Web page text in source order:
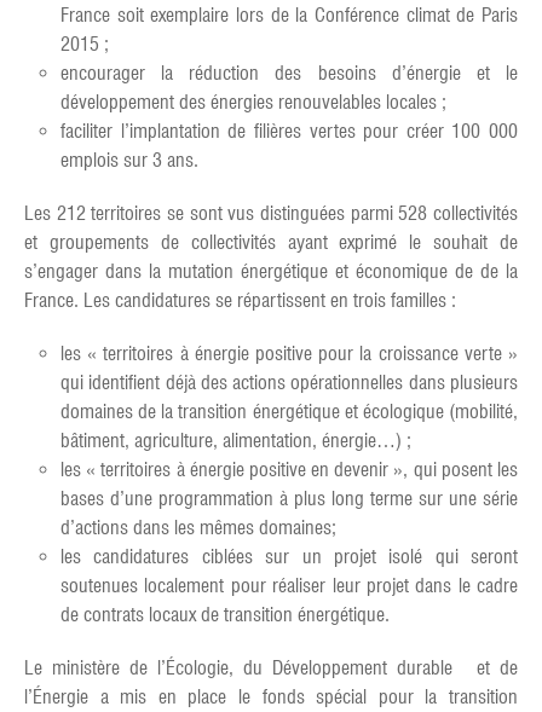
France soit exemplaire lors de la Conférence climat de Paris
2015 ;
encourager la réduction des besoins d’énergie et le
développement des énergies renouvelables locales ;
faciliter l’implantation de filières vertes pour créer 100 000
emplois sur 3 ans.
Les 212 territoires se sont vus distinguées parmi 528 collectivités
et groupements de collectivités ayant exprimé le souhait de
s’engager dans la mutation énergétique et économique de de la
France. Les candidatures se répartissent en trois familles :
les « territoires à énergie positive pour la croissance verte »
qui identifient déjà des actions opérationnelles dans plusieurs
domaines de la transition énergétique et écologique (mobilité,
bâtiment, agriculture, alimentation, énergie…) ;
les « territoires à énergie positive en devenir », qui posent les
bases d’une programmation à plus long terme sur une série
d’actions dans les mêmes domaines;
les candidatures ciblées sur un projet isolé qui seront
soutenues localement pour réaliser leur projet dans le cadre
de contrats locaux de transition énergétique.
Le ministère de l’Écologie, du Développement durable et de
l’Énergie a mis en place le fonds spécial pour la transition